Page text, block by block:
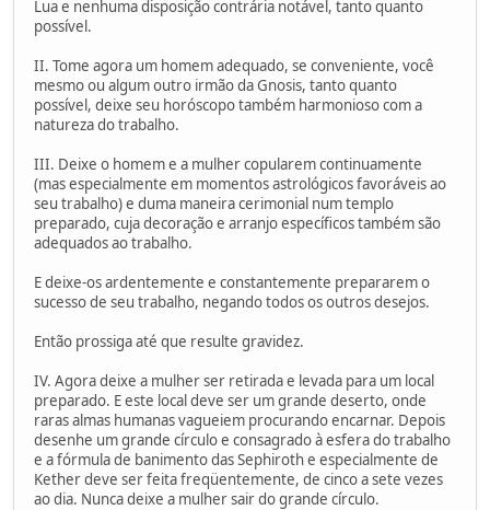
Lua e nenhuma disposição contrária notável, tanto quanto
possível.
II. Tome agora um homem adequado, se conveniente, você
mesmo ou algum outro irmão da Gnosis, tanto quanto
possível, deixe seu horóscopo também harmonioso com a
natureza do trabalho.
III. Deixe o homem e a mulher copularem continuamente
(mas especialmente em momentos astrológicos favoráveis ao
seu trabalho) e duma maneira cerimonial num templo
preparado, cuja decoração e arranjo específicos também são
adequados ao trabalho.
E deixe-os ardentemente e constantemente prepararem o
sucesso de seu trabalho, negando todos os outros desejos.
Então prossiga até que resulte gravidez.
IV. Agora deixe a mulher ser retirada e levada para um local
preparado. E este local deve ser um grande deserto, onde
raras almas humanas vagueiem procurando encarnar. Depois
desenhe um grande círculo e consagrado à esfera do trabalho
e a fórmula de banimento das Sephiroth e especialmente de
Kether deve ser feita freqüentemente, de cinco a sete vezes
ao dia. Nunca deixe a mulher sair do grande círculo.